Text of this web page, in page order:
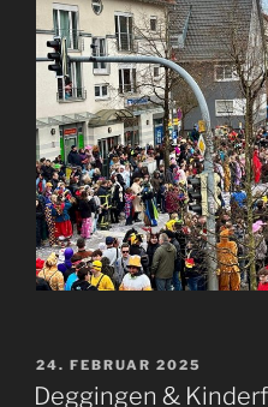
VERÖFFENTLICHT
AM
24. FEBRUAR 2025
Deggingen &